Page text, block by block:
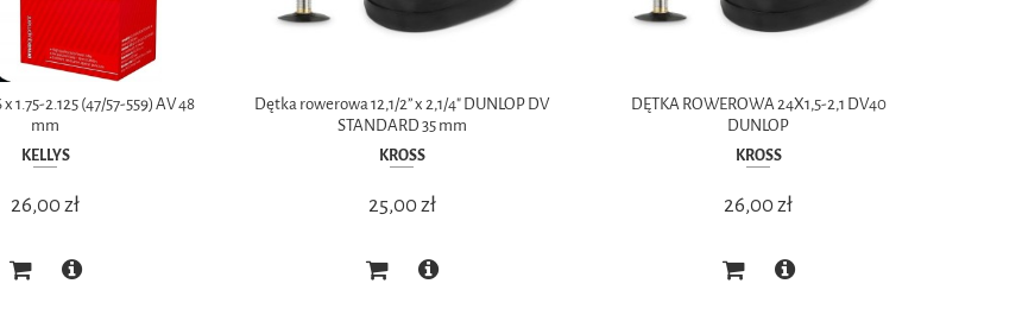
1.75-2.125 (47/57-559) AV 48
mm
KELLYS
26,00 zł
Dętka rowerowa 12,1/2” x 2,1/4" DUNLOP DV
STANDARD 35 mm
KROSS
25,00 zł
DĘTKA ROWEROWA 24X1,5-2,1 DV40
DUNLOP
KROSS
26,00 zł